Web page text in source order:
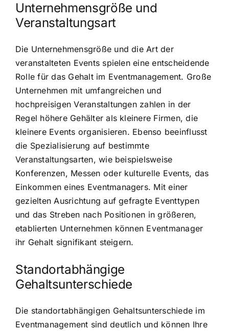
Unternehmensgröße und
Veranstaltungsart
Die Unternehmensgröße und die Art der
veranstalteten Events spielen eine entscheidende
Rolle für das Gehalt im Eventmanagement. Große
Unternehmen mit umfangreichen und
hochpreisigen Veranstaltungen zahlen in der
Regel höhere Gehälter als kleinere Firmen, die
kleinere Events organisieren. Ebenso beeinflusst
die Spezialisierung auf bestimmte
Veranstaltungsarten, wie beispielsweise
Konferenzen, Messen oder kulturelle Events, das
Einkommen eines Eventmanagers. Mit einer
gezielten Ausrichtung auf gefragte Eventtypen
und das Streben nach Positionen in größeren,
etablierten Unternehmen können Eventmanager
ihr Gehalt signifikant steigern.
Standortabhängige
Gehaltsunterschiede
Die standortabhängigen Gehaltsunterschiede im
Eventmanagement sind deutlich und können Ihre